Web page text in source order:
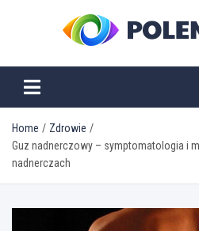
polemika.pl
Home
Zdrowie
Guz nadnerczowy – symptomatologia i
nadnerczach